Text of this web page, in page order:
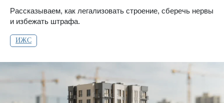
Рассказываем, как легализовать строение, сберечь нервы
и избежать штрафа.
ИЖС